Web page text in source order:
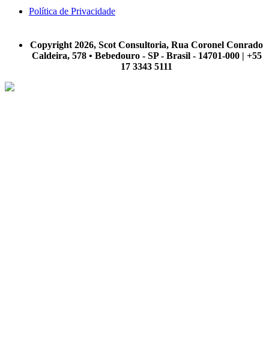
Política de Privacidade
Copyright 2026, Scot Consultoria, Rua Coronel Conrado
Caldeira, 578 • Bebedouro - SP - Brasil - 14701-000 | +55
17 3343 5111